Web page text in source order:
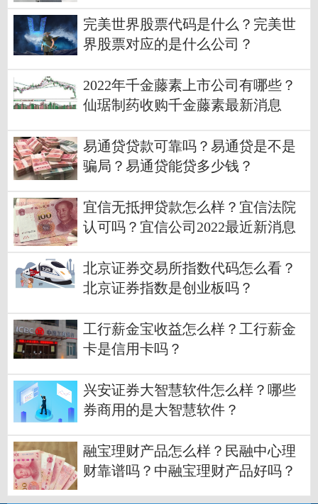
完美世界股票代码是什么？完美世
界股票对应的是什么公司？
2022年千金藤素上市公司有哪些？
仙琚制药收购千金藤素最新消息
易通贷贷款可靠吗？易通贷是不是
骗局？易通贷能贷多少钱？
宜信无抵押贷款怎么样？宜信法院
认可吗？宜信公司2022最近新消息
北京证券交易所指数代码怎么看？
北京证券指数是创业板吗？
工行薪金宝收益怎么样？工行薪金
卡是信用卡吗？
兴安证券大智慧软件怎么样？哪些
券商用的是大智慧软件？
融宝理财产品怎么样？民融中心理
财靠谱吗？中融宝理财产品好吗？